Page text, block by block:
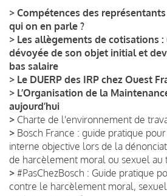
> Compétences des
qui on en parle ?
> Les allègements de cotisations
dévoyée de son objet initial et
bas salaire
> Le DUERP des IRP chez Ouest
> L’Organisation de la
aujourd’hui
> Charte de l'environnement de
> Bosch France : guide pratique
interne objective lors de la
de harcèlement moral ou sexuel au
> #PasChezBosch : Guide pratique
contre le harcèlement moral,